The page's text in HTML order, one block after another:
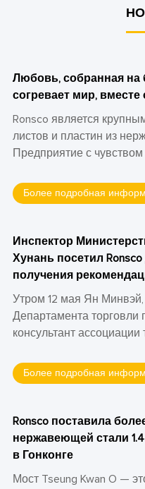
Любовь, собранная на
согревает мир, вместе
Ronsco является
листов и пластин из
Предприятие с чувством
«страсть,
предприимчивость,
взаимовыгодность»
общественной
общественного
Более подробная
Инспектор
Хунань посетил
получения
Утром 12 мая Ян Минвэй,
Департамента торговли
консультант ассоциации
ассоциации
исполнительный
Делегация прибыла в
рекомендаций.
Более подробная
Ronsco поставила
нержавеющей стали
в Гонконге
Мост Tseung Kwan O —